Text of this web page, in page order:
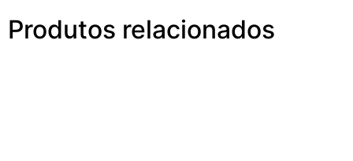
Produtos relacionados